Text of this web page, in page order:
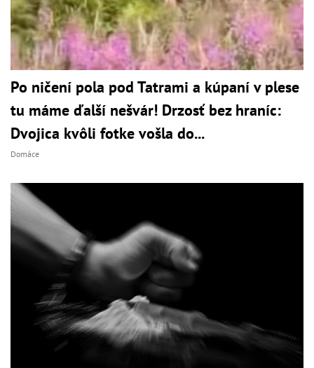
Po ničení pola pod Tatrami a kúpaní v plese
tu máme ďalší nešvár! Drzosť bez hraníc:
Dvojica kvôli fotke vošla do...
Domáce